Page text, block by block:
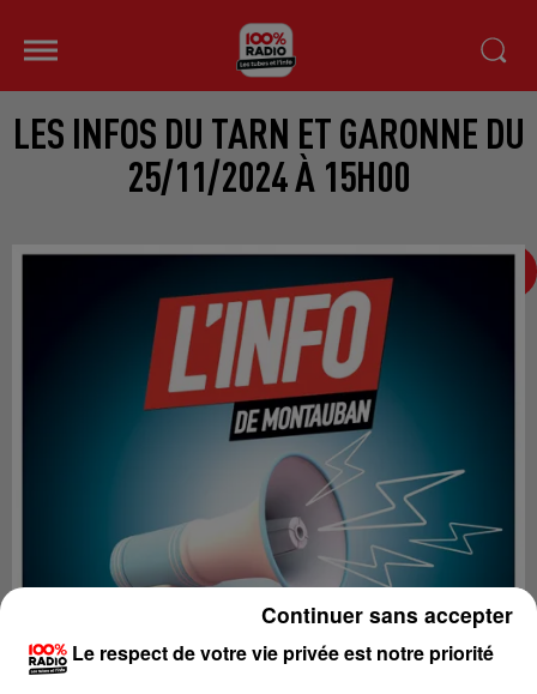
LES INFOS DU TARN ET GARONNE DU
25/11/2024 À 15H00
Le respect de votre vie privée est notre priorité
Continuer sans accepter